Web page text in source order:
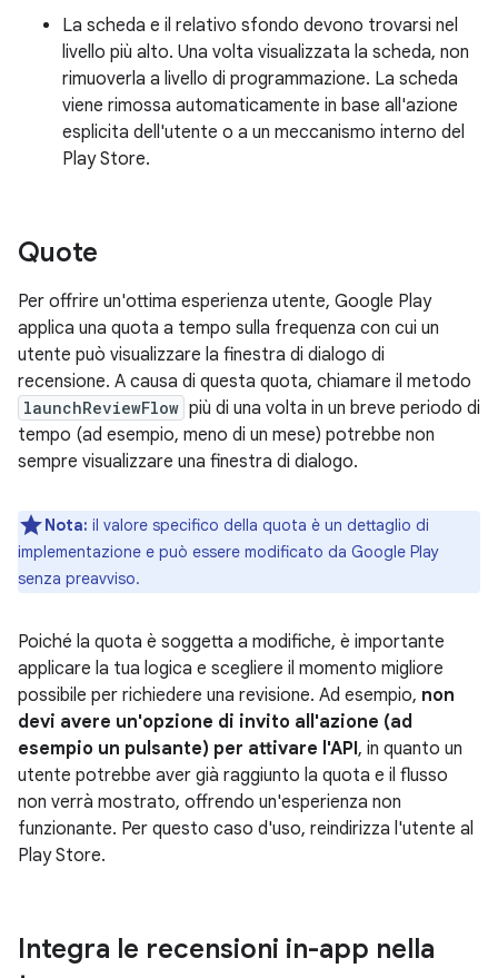
La scheda e il relativo sfondo devono trovarsi nel
livello più alto. Una volta visualizzata la scheda, non
rimuoverla a livello di programmazione. La scheda
viene rimossa automaticamente in base all'azione
esplicita dell'utente o a un meccanismo interno del
Play Store.
Quote
Per offrire un'ottima esperienza utente, Google Play
applica una quota a tempo sulla frequenza con cui un
utente può visualizzare la finestra di dialogo di
recensione. A causa di questa quota, chiamare il metodo
launchReviewFlow più di una volta in un breve periodo di
tempo (ad esempio, meno di un mese) potrebbe non
sempre visualizzare una finestra di dialogo.
Nota: il valore specifico della quota è un dettaglio di
implementazione e può essere modificato da Google Play
senza preavviso.
Poiché la quota è soggetta a modifiche, è importante
applicare la tua logica e scegliere il momento migliore
possibile per richiedere una revisione. Ad esempio, non
devi avere un'opzione di invito all'azione (ad
esempio un pulsante) per attivare l'API, in quanto un
utente potrebbe aver già raggiunto la quota e il flusso
non verrà mostrato, offrendo un'esperienza non
funzionante. Per questo caso d'uso, reindirizza l'utente al
Play Store.
Integra le recensioni in-app nella